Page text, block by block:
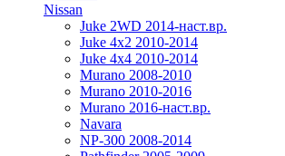
Nissan
Juke 2WD 2014-наст.вр.
Juke 4x2 2010-2014
Juke 4x4 2010-2014
Murano 2008-2010
Murano 2010-2016
Murano 2016-наст.вр.
Navara
NP-300 2008-2014